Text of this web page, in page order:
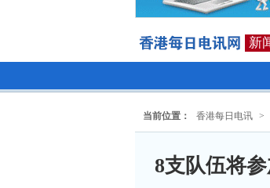
新
当前位置： 香港每日电讯 >
8支队伍将